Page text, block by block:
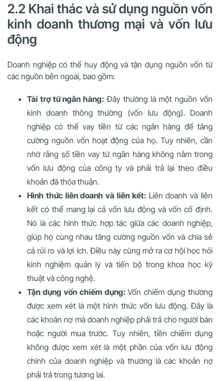
2.2 Khai thác và sử dụng nguồn vốn
kinh doanh thương mại và vốn lưu
động
Doanh nghiệp có thể huy động và tận dụng nguồn vốn từ
các nguồn bên ngoài, bao gồm:
Tài trợ từ ngân hàng: Đây thường là một nguồn vốn
kinh doanh thông thường (vốn lưu động). Doanh
nghiệp có thể vay tiền từ các ngân hàng để tăng
cường nguồn vốn hoạt động của họ. Tuy nhiên, cần
nhớ rằng số tiền vay từ ngân hàng không nằm trong
vốn lưu động của công ty và phải trả lại theo điều
khoản đã thỏa thuận.
Hình thức liên doanh và liên kết: Liên doanh và liên
kết có thể mang lại cả vốn lưu động và vốn cố định.
Nó là các hình thức hợp tác giữa các doanh nghiệp,
giúp họ cùng nhau tăng cường nguồn vốn và chia sẻ
cả rủi ro và lợi ích. Điều này cũng mở ra cơ hội học hỏi
kinh nghiệm quản lý và tiến bộ trong khoa học kỹ
thuật và công nghệ.
Tận dụng vốn chiếm dụng:Vốn chiếm dụng thường
được xem xét là một hình thức vốn lưu động. Đây là
các khoản nợ mà doanh nghiệp phải trả cho người bán
hoặc người mua trước. Tuy nhiên, tiền chiếm dụng
không được xem xét là một phần của vốn lưu động
chính của doanh nghiệp và thường là các khoản nợ
phải trả trong tương lai.